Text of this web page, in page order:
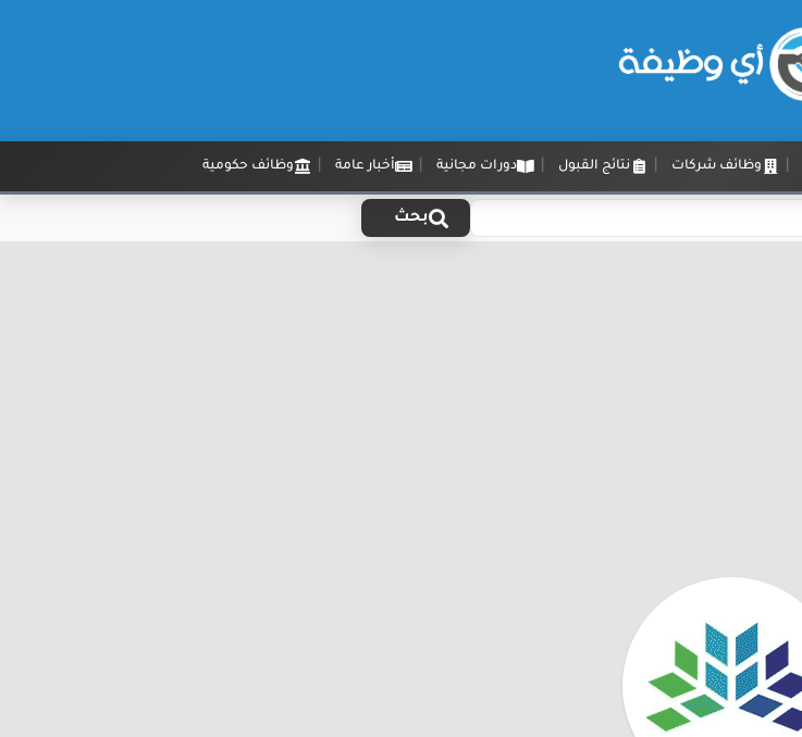
وظائف شركات نتائج القبول دورات مجانية أخبار عامة وظائف حكومية
بحث